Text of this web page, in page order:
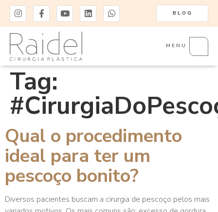
BLOG
MENU
Tag:
Qual o procedimento
ideal para ter um
pescoço bonito?
Diversos pacientes buscam a cirurgia de pescoço pelos mais